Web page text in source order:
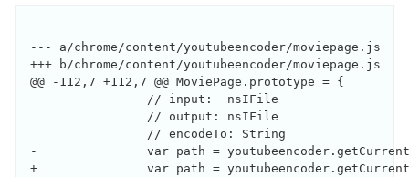
--- a/chrome/content/youtubeencoder/moviepage.js
+++ b/chrome/content/youtubeencoder/moviepage.js
@@ -112,7 +112,7 @@ MoviePage.prototype = {
                // input:  nsIFile
                // output: nsIFile
                // encodeTo: String
-               var path =
+               var path =